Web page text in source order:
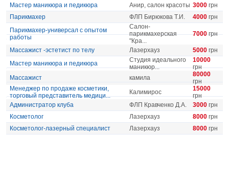
Мастер маникюра и педикюра Анир, салон красоты 3000 грн
Парикмахер
ФЛП Бирюкова Т.И. 4000 грн
Парикмахер-универсал с опытом
работы
Салон-
парикмахерская
"Кра...
7000грн
Массажист -эстетист по телу Лазерхауз 5000 грн
Мастер маникюра и педикюра
Студия идеального
маникюр...
10000
грн
Массажист
камила
80000
грн
Менеджер по продаже косметики,
торговый представитель медици...
Калимирос
15000
грн
Администратор клуба
ФЛП Кравченко Д.А. 3000 грн
Косметолог
Лазерхауз 8000 грн
Косметолог-лазерный специалист
Лазерхауз 8000 грн